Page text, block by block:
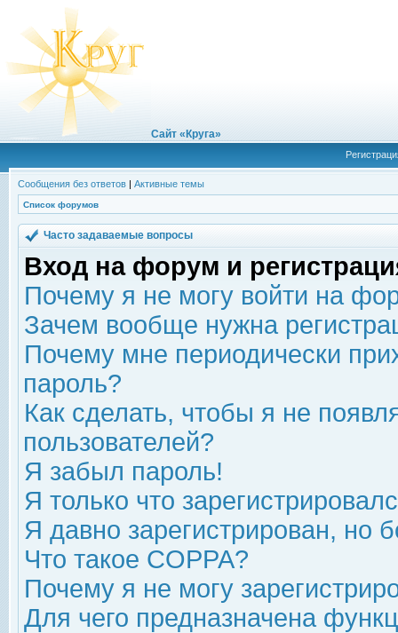
Сайт «Круга»
Сообщения без ответов | Активные темы
Список форумов
Часто задаваемые вопросы
Вход на форум и
Почему я не могу войти на
Зачем вообще нужна
Почему мне периодически
пароль?
Как сделать, чтобы я не
пользователей?
Я забыл пароль!
Я только что
Я давно зарегистрирован, но
Что такое COPPA?
Почему я не могу
Для чего предназначена